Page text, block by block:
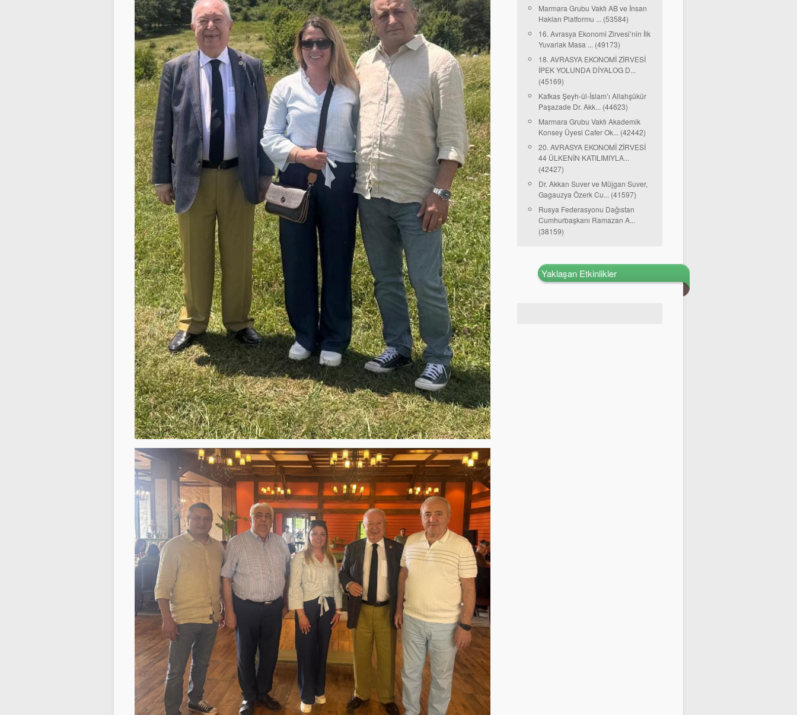
Marmara Grubu Vakfı AB ve İnsan
Hakları Platformu ... (53584)
16. Avrasya Ekonomi Zirvesi’nin İlk
Yuvarlak Masa ... (49173)
18. AVRASYA EKONOMİ ZİRVESİ
İPEK YOLUNDA DİYALOG D...
(45169)
Kafkas Şeyh-ül-İslam’ı Allahşükür
Paşazade Dr. Akk... (44623)
Marmara Grubu Vakfı Akademik
Konsey Üyesi Cafer Ok... (42442)
20. AVRASYA EKONOMİ ZİRVESİ
44 ÜLKENİN KATILIMIYLA...
(42427)
Dr. Akkan Suver ve Müjgan Suver,
Gagauzya Özerk Cu... (41597)
Rusya Federasyonu Dağıstan
Cumhurbaşkanı Ramazan A...
(38159)
Yaklaşan Etkinlikler